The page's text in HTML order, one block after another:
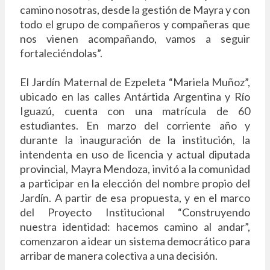
camino nosotras, desde la gestión de Mayra y con
todo el grupo de compañeros y compañeras que
nos vienen acompañando, vamos a seguir
fortaleciéndolas”.
El Jardín Maternal de Ezpeleta “Mariela Muñoz”,
ubicado en las calles Antártida Argentina y Río
Iguazú, cuenta con una matrícula de 60
estudiantes. En marzo del corriente año y
durante la inauguración de la institución, la
intendenta en uso de licencia y actual diputada
provincial, Mayra Mendoza, invitó a la comunidad
a participar en la elección del nombre propio del
Jardín. A partir de esa propuesta, y en el marco
del Proyecto Institucional “Construyendo
nuestra identidad: hacemos camino al andar”,
comenzaron a idear un sistema democrático para
arribar de manera colectiva a una decisión.